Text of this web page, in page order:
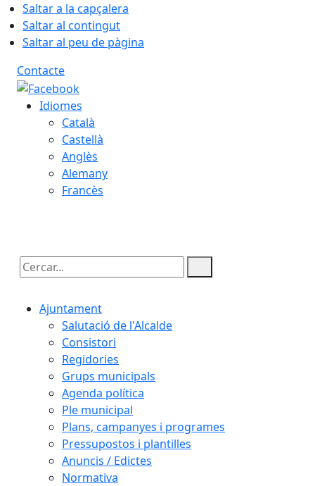
Saltar a la capçalera
Saltar al contingut
Saltar al peu de pàgina
Contacte
Idiomes
Català
Castellà
Anglès
Alemany
Francès
Cercar:
Ajuntament
Salutació de l'Alcalde
Consistori
Regidories
Grups municipals
Agenda política
Ple municipal
Plans, campanyes i programes
Pressupostos i plantilles
Anuncis / Edictes
Normativa